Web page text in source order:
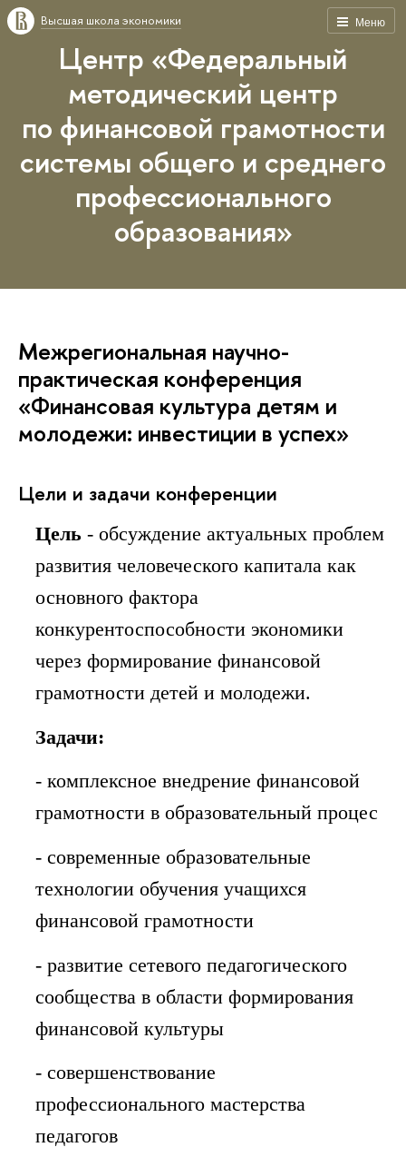
Меню
Высшая школа экономики
Центр «Федеральный
методический центр
по финансовой грамотности
системы общего и среднего
профессионального
образования»
Межрегиональная научно-
практическая конференция
«Финансовая культура детям и
молодежи: инвестиции в успех»
Цели и задачи конференции
Цель - обсуждение актуальных проблем
развития человеческого капитала как
основного фактора
конкурентоспособности экономики
через формирование финансовой
грамотности детей и молодежи.
Задачи:
- комплексное внедрение финансовой
грамотности в образовательный процес
- современные образовательные
технологии обучения учащихся
финансовой грамотности
- развитие сетевого педагогического
сообщества в области формирования
финансовой культуры
- совершенствование
профессионального мастерства
педагогов